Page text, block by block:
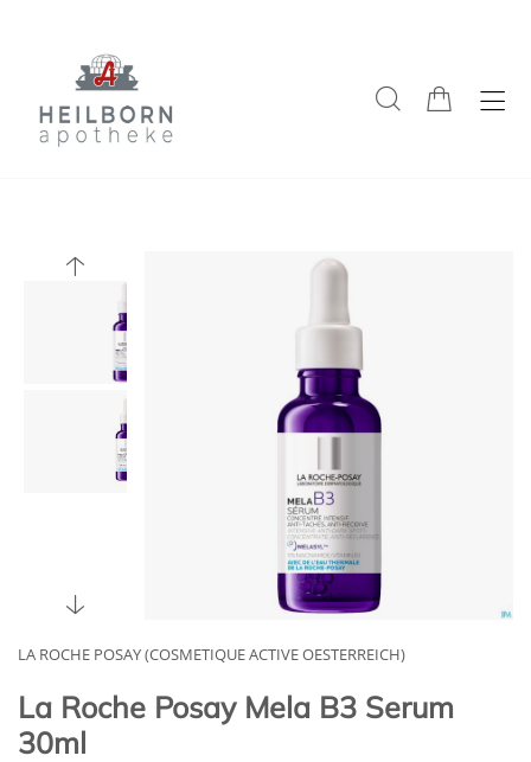
LA ROCHE POSAY (COSMETIQUE ACTIVE OESTERREICH)
La Roche Posay Mela B3 Serum
30ml